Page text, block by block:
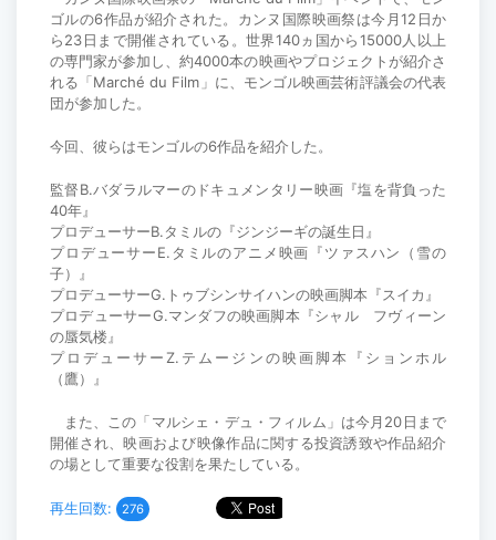
ゴルの6作品が紹介された。カンヌ国際映画祭は今月12日か
ら23日まで開催されている。世界140ヵ国から15000人以上
の専門家が参加し、約4000本の映画やプロジェクトが紹介さ
れる「Marché du Film」に、モンゴル映画芸術評議会の代表
団が参加した。
今回、彼らはモンゴルの6作品を紹介した。
監督B.バダラルマーのドキュメンタリー映画『塩を背負った
40年』
プロデューサーB.タミルの『ジンジーギの誕生日』
プロデューサーE.タミルのアニメ映画『ツァスハン（雪の
子）』
プロデューサーG.トゥブシンサイハンの映画脚本『スイカ』
プロデューサーG.マンダフの映画脚本『シャル フヴィーン
の蜃気楼』
プロデューサーZ.テムージンの映画脚本『ションホル
（鷹）』
また、この「マルシェ・デュ・フィルム」は今月20日まで
開催され、映画および映像作品に関する投資誘致や作品紹介
の場として重要な役割を果たしている。
再生回数: 276